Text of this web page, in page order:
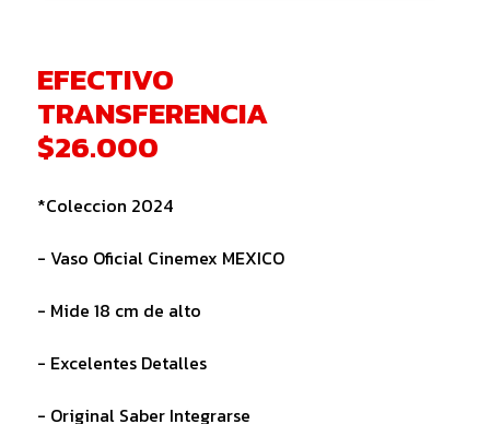
EFECTIVO
TRANSFERENCIA
$26.000
*Coleccion 2024
- Vaso Oficial Cinemex MEXICO
- Mide 18 cm de alto
- Excelentes Detalles
- Original Saber Integrarse